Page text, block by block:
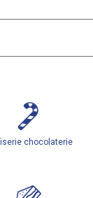
chocolaterie